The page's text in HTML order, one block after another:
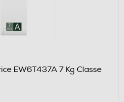
EW6T437A 7 Kg Classe